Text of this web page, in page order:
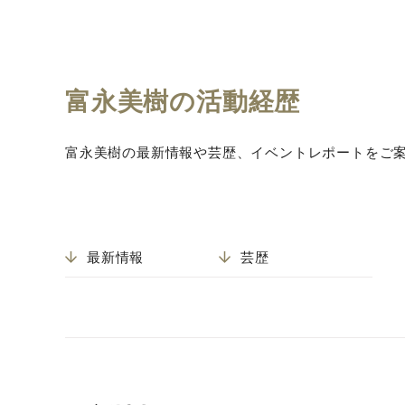
富永美樹の活動経歴
富永美樹の最新情報や芸歴、イベントレポートをご
最新情報 芸歴